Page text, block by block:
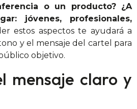
o un producto? ¿A
jóvenes, profesionales,
estos aspectos te ayudará a
y el mensaje del cartel para
objetivo.
mensaje claro y